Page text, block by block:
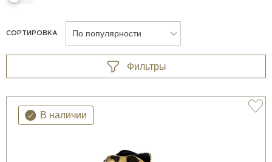
СОРТИРОВКА По популярности
Фильтры
В наличии